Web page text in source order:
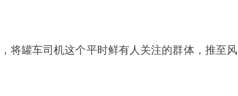
将罐车司机这个平时鲜有人关注的群体，推至风